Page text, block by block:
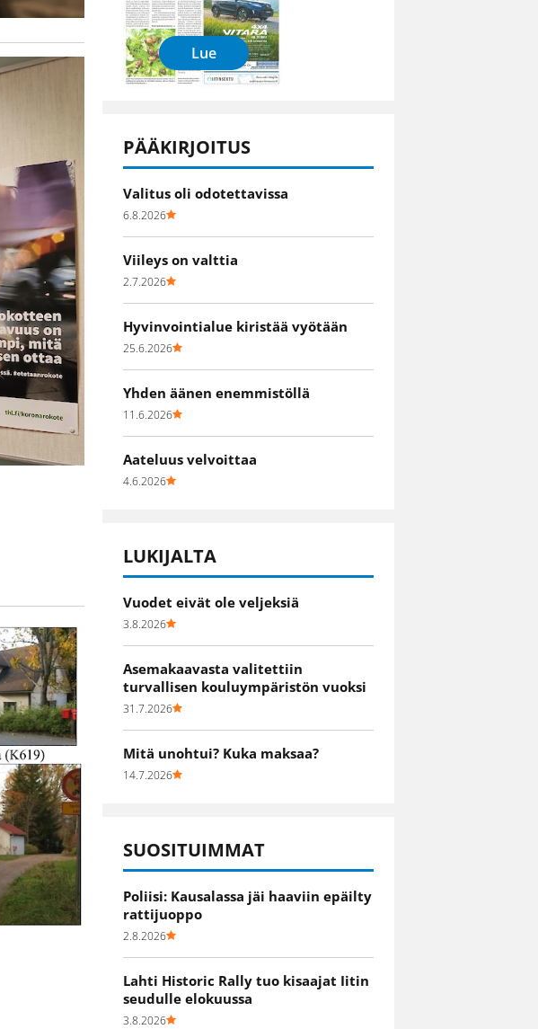
Lue
PÄÄKIRJOITUS
Valitus oli odotettavissa
6.8.2026
Viileys on valttia
2.7.2026
Hyvinvointialue kiristää vyötään
25.6.2026
Yhden äänen enemmistöllä
11.6.2026
Aateluus velvoittaa
4.6.2026
LUKIJALTA
Vuodet eivät ole veljeksiä
3.8.2026
Asemakaavasta valitettiin
turvallisen kouluympäristön vuoksi
31.7.2026
Mitä unohtui? Kuka maksaa?
14.7.2026
SUOSITUIMMAT
Poliisi: Kausalassa jäi haaviin epäilty
rattijuoppo
2.8.2026
Lahti Historic Rally tuo kisaajat Iitin
seudulle elokuussa
3.8.2026